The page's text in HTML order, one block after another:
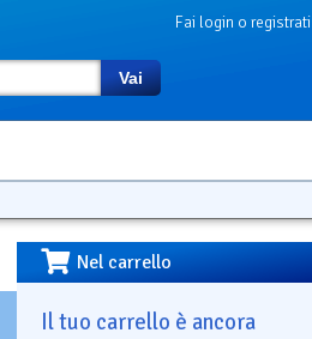
Fai login o registrati
Vai
Nel carrello
Il tuo carrello è ancora